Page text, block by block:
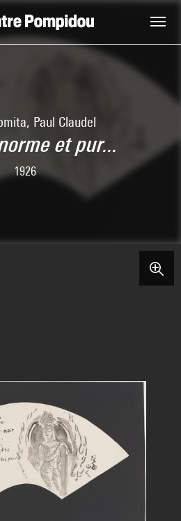
Paul Claudel
et pur...
1926